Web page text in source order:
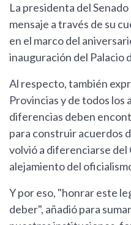
La presidenta del
mensaje a través de su
en el marco del
inauguración del Palacio
Al respecto, también
Provincias y de todos los
diferencias deben
para construir acuerdos
volvió a diferenciarse del
alejamiento del
Y por eso, "honrar este
deber", añadió para